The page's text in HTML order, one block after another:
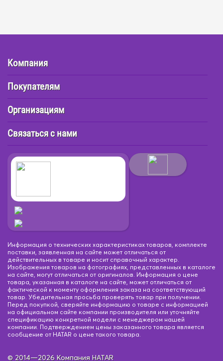
Компания
Покупателям
Организациям
Связаться с нами
Информация о технических характеристиках товаров, комплекте
поставки, заявленная на сайте может отличаться от
действительных в товаре и носит справочный характер.
Изображения товаров на фотографиях, представленных в каталоге
на сайте, могут отличаться от оригиналов. Информация о цене
товара, указанная в каталоге на сайте, может отличаться от
фактической к моменту оформления заказа на соответствующий
товар. Убедительная просьба проверять товар при получении.
Перед покупкой, сверяйте информацию о товаре с информацией
на официальном сайте компании производителя или уточняйте
спецификацию конкретной модели с менеджером нашей
компании. Подтверждением цены заказанного товара является
сообщение от HATAR о цене такого товара.
© 2014—2026 Компания HATAR